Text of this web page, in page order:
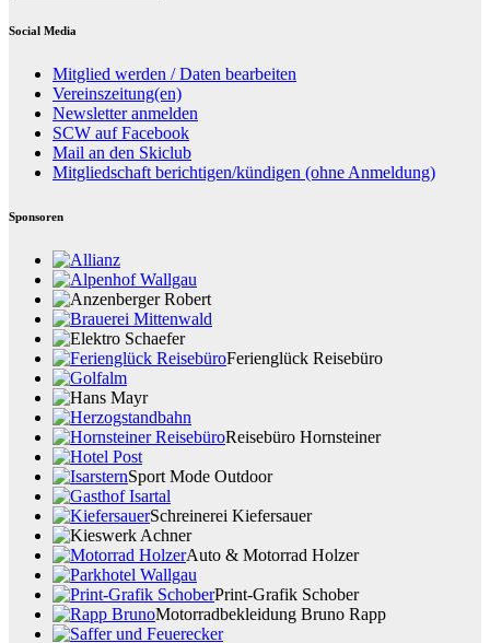
Social Media
Mitglied werden / Daten bearbeiten
Vereinszeitung(en)
Newsletter anmelden
SCW auf Facebook
Mail an den Skiclub
Mitgliedschaft berichtigen/kündigen (ohne Anmeldung)
Sponsoren
Ferienglück Reisebüro
Reisebüro Hornsteiner
Sport Mode Outdoor
Schreinerei Kiefersauer
Auto & Motorrad Holzer
Print-Grafik Schober
Motorradbekleidung Bruno Rapp